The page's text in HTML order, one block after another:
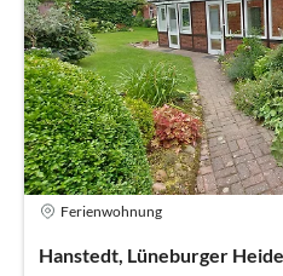
Ferienwohnung
Hanstedt, Lüneburger